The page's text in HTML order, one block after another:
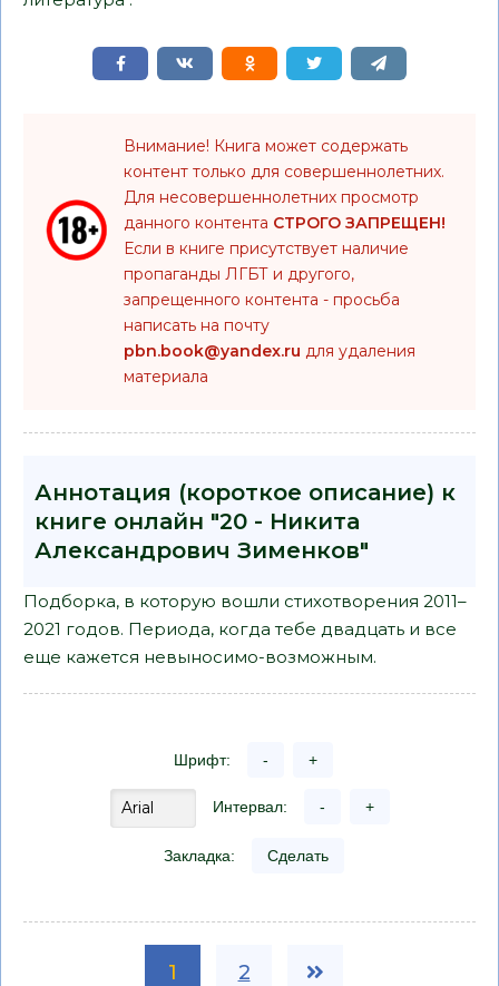
Внимание! Книга может содержать
контент только для совершеннолетних.
Для несовершеннолетних просмотр
данного контента СТРОГО ЗАПРЕЩЕН!
Если в книге присутствует наличие
пропаганды ЛГБТ и другого,
запрещенного контента - просьба
написать на почту
pbn.book@yandex.ru для удаления
материала
Аннотация (короткое описание) к
книге онлайн "20 - Никита
Александрович Зименков"
Подборка, в которую вошли стихотворения 2011–
2021 годов. Периода, когда тебе двадцать и все
еще кажется невыносимо-возможным.
Шрифт: - +
Интервал: - +
Закладка: Сделать
1 2